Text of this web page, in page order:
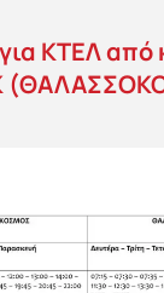
ΚΤΕΛ από